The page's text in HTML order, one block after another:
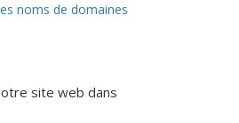
noms de domaines
site web dans